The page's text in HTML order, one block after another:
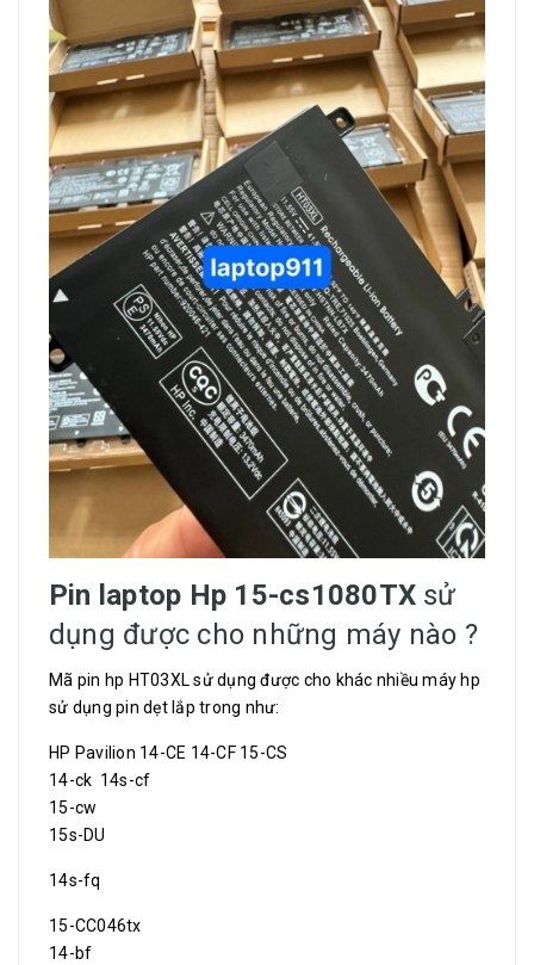
Pin laptop Hp 15-cs1080TX sử
dụng được cho những máy nào ?
Mã pin hp HT03XL sử dụng được cho khác nhiều máy hp
sử dụng pin dẹt lắp trong như:
HP Pavilion 14-CE 14-CF 15-CS
14-ck 14s-cf
15-cw
15s-DU
14s-fq
15-CC046tx
14-bf